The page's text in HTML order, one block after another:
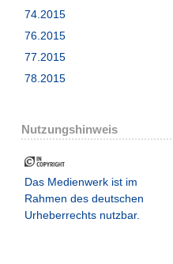
74.2015
76.2015
77.2015
78.2015
Nutzungshinweis
Das Medienwerk ist im
Rahmen des deutschen
Urheberrechts nutzbar.